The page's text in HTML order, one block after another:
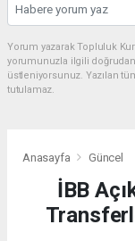
Yorum yazarak Topluluk
yorumunuzla ilgili doğrudan
üstleniyorsunuz. Yazılan
tutulamaz.
Anasayfa Güncel
İBB